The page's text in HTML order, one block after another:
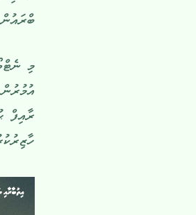
ބްރައުން ޝުގަރ
މި
ރާއިފް
ހާޒިރުކުރުމުން، ޢަޠޫފް 15